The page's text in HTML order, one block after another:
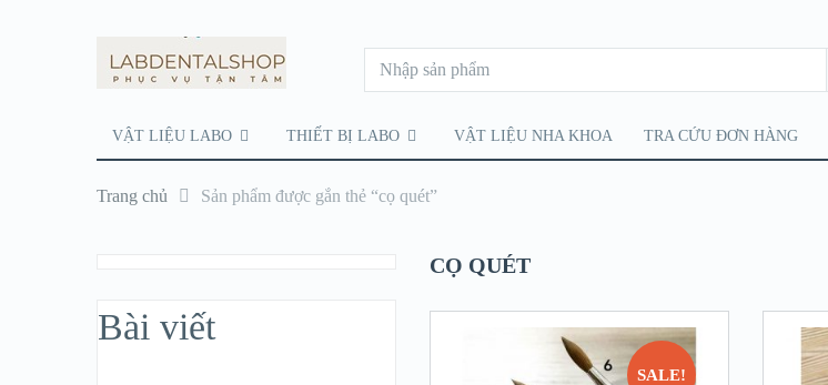
VẬT LIỆU LABO THIẾT BỊ LABO VẬT LIỆU NHA KHOA TRA CỨU ĐƠN HÀNG
Trang chủ Sản phẩm được gắn thẻ “cọ quét”
CỌ QUÉT
SALE!
Bài viết